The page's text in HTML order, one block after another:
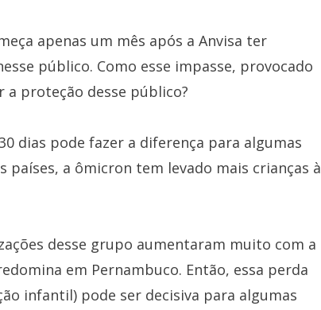
apenas um mês após a Anvisa ter
público. Como esse impasse, provocado
proteção desse público?
dias pode fazer a diferença para algumas
países, a ômicron tem levado mais crianças à
desse grupo aumentaram muito com a
em Pernambuco. Então, essa perda
infantil) pode ser decisiva para algumas